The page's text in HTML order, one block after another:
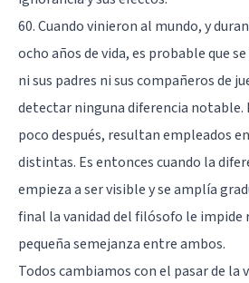
60. Cuando vinieron al mundo, y
ocho años de vida, es probable que
ni sus padres ni sus compañeros de
detectar ninguna diferencia notable.
poco después, resultan empleados
distintas. Es entonces cuando la
empieza a ser visible y se amplía
final la vanidad del filósofo le impide
pequeña semejanza entre ambos.
Todos cambiamos con el pasar de la